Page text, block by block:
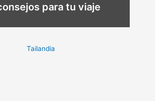
para tu viaje